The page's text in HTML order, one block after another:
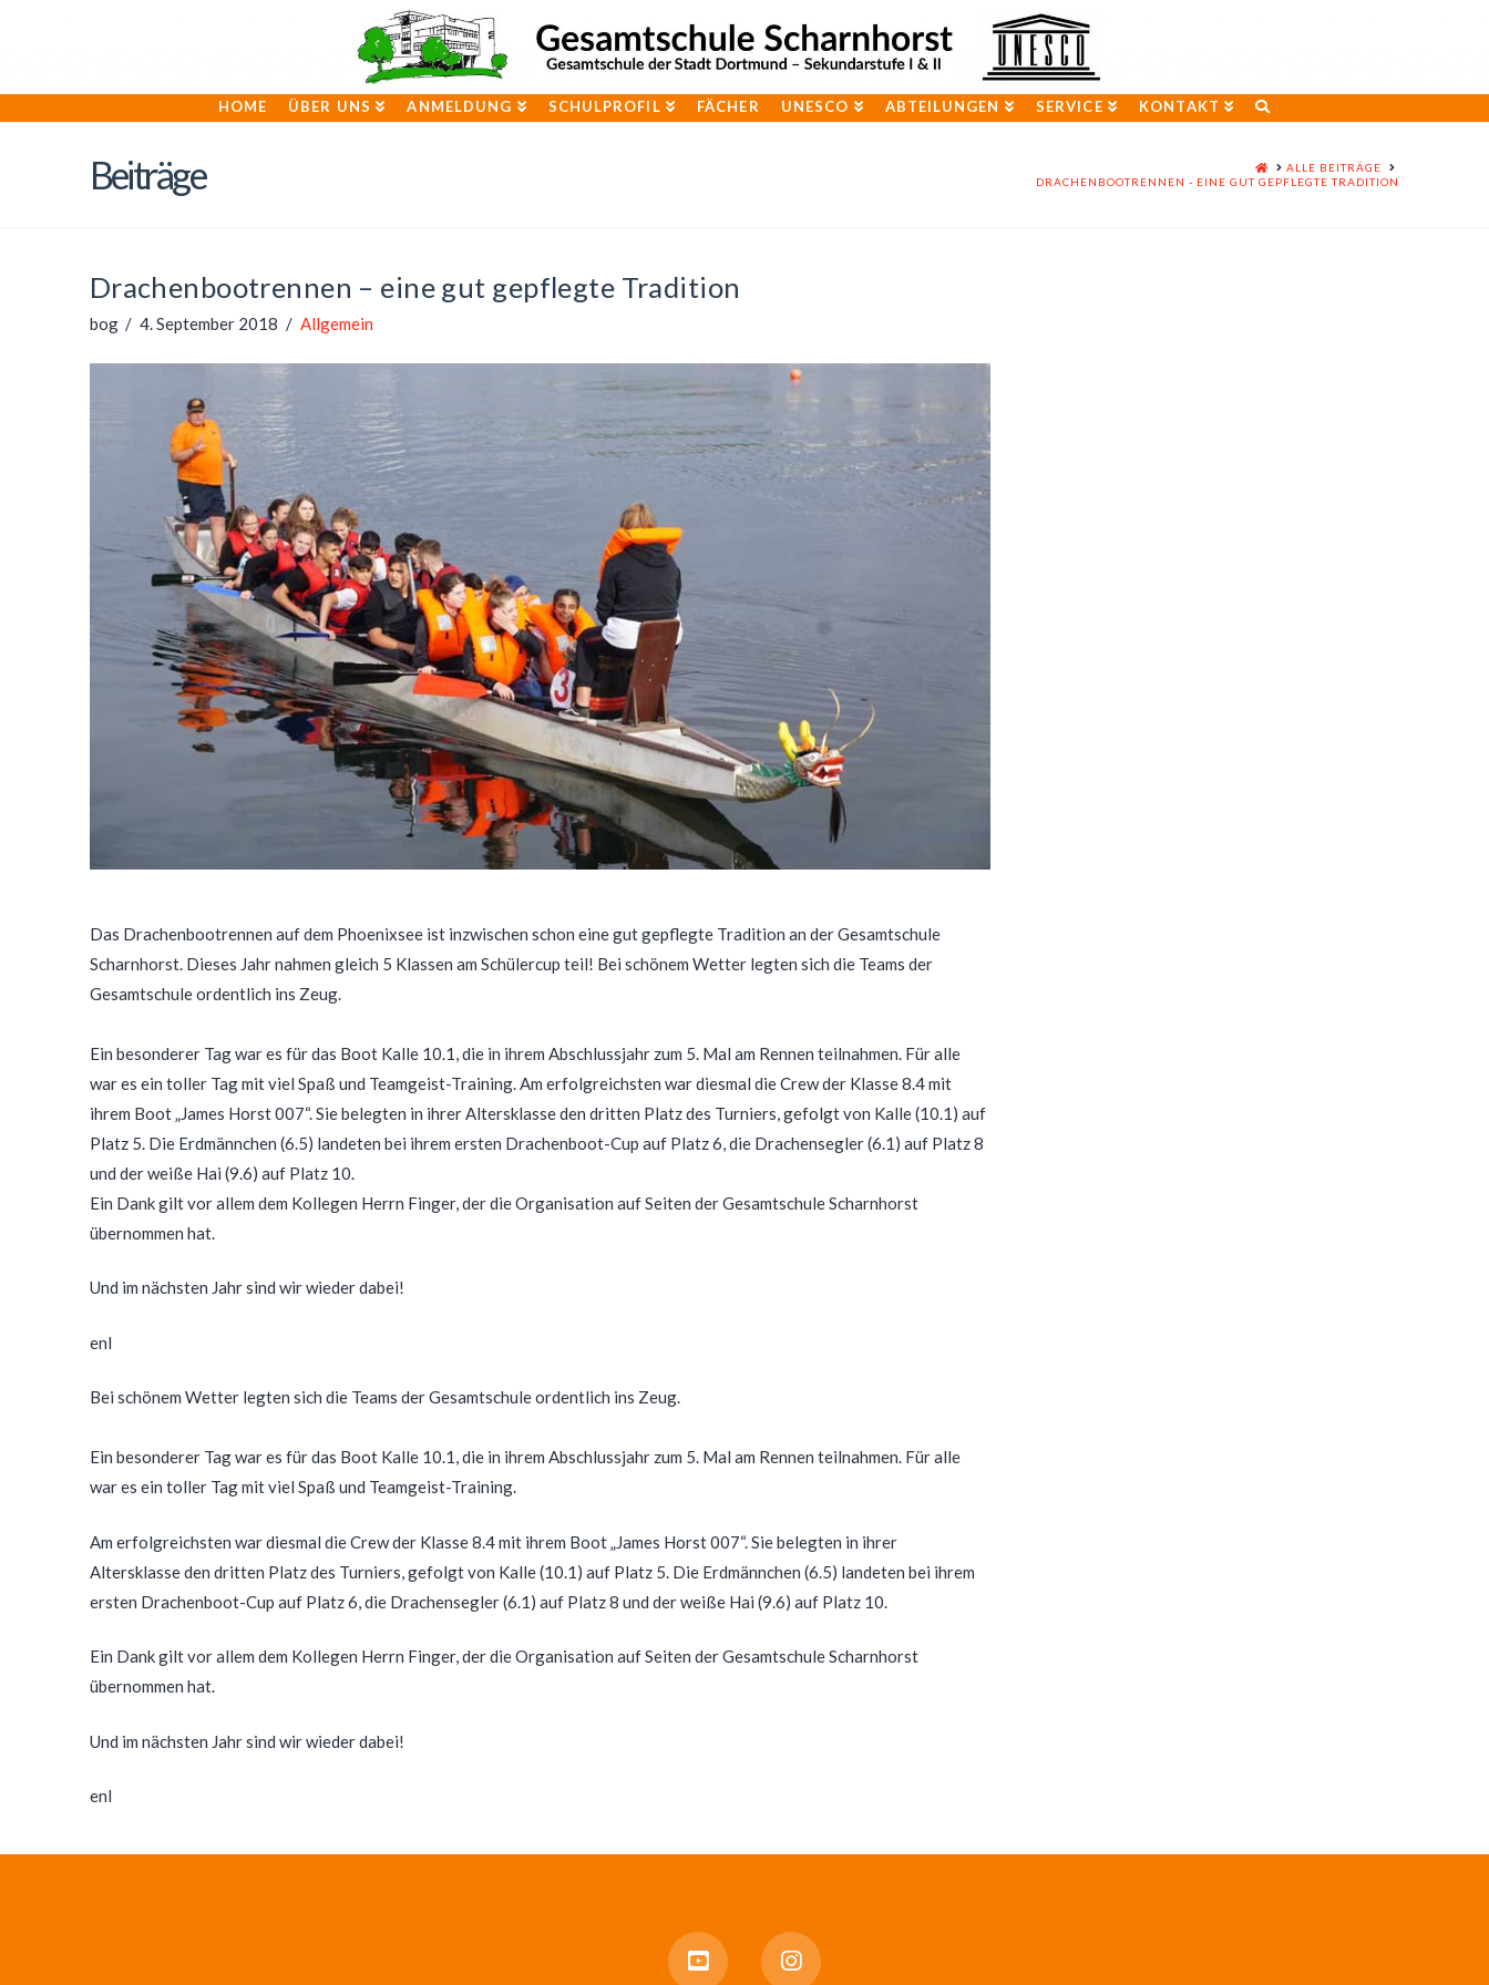
HOME ÜBER UNS ANMELDUNG SCHULPROFIL FÄCHER UNESCO ABTEILUNGEN SERVICE KONTAKT
Beiträge HOMEALLE BEITRÄGE
DRACHENBOOTRENNEN - EINE GUT GEPFLEGTE TRADITION
Drachenbootrennen – eine gut gepflegte Tradition
bog 4. September 2018 Allgemein
Das Drachenbootrennen auf dem Phoenixsee ist inzwischen schon eine gut gepflegte Tradition an der Gesamtschule
Scharnhorst. Dieses Jahr nahmen gleich 5 Klassen am Schülercup teil! Bei schönem Wetter legten sich die Teams der
Gesamtschule ordentlich ins Zeug.
Ein besonderer Tag war es für das Boot Kalle 10.1, die in ihrem Abschlussjahr zum 5. Mal am Rennen teilnahmen. Für alle
war es ein toller Tag mit viel Spaß und Teamgeist-Training. Am erfolgreichsten war diesmal die Crew der Klasse 8.4 mit
ihrem Boot „James Horst 007“. Sie belegten in ihrer Altersklasse den dritten Platz des Turniers, gefolgt von Kalle (10.1) auf
Platz 5. Die Erdmännchen (6.5) landeten bei ihrem ersten Drachenboot-Cup auf Platz 6, die Drachensegler (6.1) auf Platz 8
und der weiße Hai (9.6) auf Platz 10.
Ein Dank gilt vor allem dem Kollegen Herrn Finger, der die Organisation auf Seiten der Gesamtschule Scharnhorst
übernommen hat.
Und im nächsten Jahr sind wir wieder dabei!
enl
Bei schönem Wetter legten sich die Teams der Gesamtschule ordentlich ins Zeug.
Ein besonderer Tag war es für das Boot Kalle 10.1, die in ihrem Abschlussjahr zum 5. Mal am Rennen teilnahmen. Für alle
war es ein toller Tag mit viel Spaß und Teamgeist-Training.
Am erfolgreichsten war diesmal die Crew der Klasse 8.4 mit ihrem Boot „James Horst 007“. Sie belegten in ihrer
Altersklasse den dritten Platz des Turniers, gefolgt von Kalle (10.1) auf Platz 5. Die Erdmännchen (6.5) landeten bei ihrem
ersten Drachenboot-Cup auf Platz 6, die Drachensegler (6.1) auf Platz 8 und der weiße Hai (9.6) auf Platz 10.
Ein Dank gilt vor allem dem Kollegen Herrn Finger, der die Organisation auf Seiten der Gesamtschule Scharnhorst
übernommen hat.
Und im nächsten Jahr sind wir wieder dabei!
enl